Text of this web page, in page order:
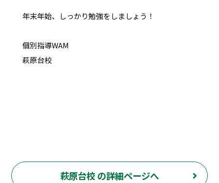
年末年始、しっかり勉強をしましょう！
個別指導WAM
萩原台校
萩原台校 の詳細ページへ